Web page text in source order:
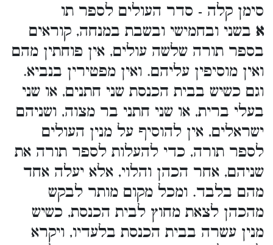
סימן קלה - סדר העולים לספר תו
א בשני ובחמישי ובשבת במנחה, קוראים
בספר תורה שלשה עולים, אין פוחתין מהם
ואין מוסיפין עליהם. ואין מפטירין בנביא.
וגם כשיש בבית הכנסת שני חתנים, או שני
בעלי ברית, או שני חתני בר מצוה, ושניהם
ישראלים, אין להוסיף על מנין העולים
לספר תורה, כדי להעלות לספר תורה את
שניהם, אחר הכהן והלוי, אלא יעלה אחד
מהם בלבד. ומכל מקום מותר לבקש
מהכהן לצאת מחוץ לבית הכנסת, כשיש
מנין עשרה בבית הכנסת בלעדיו, ויקרא